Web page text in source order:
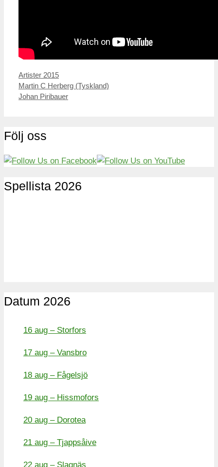
Kategorier
Artister 2015
Inläggsnavigering
Martin C Herberg (Tyskland)
Johan Piribauer
Följ oss
Spellista 2026
Datum 2026
16 aug – Storfors
17 aug – Vansbro
18 aug – Fågelsjö
19 aug – Hissmofors
20 aug – Dorotea
21 aug – Tjappsåive
22 aug – Slagnäs